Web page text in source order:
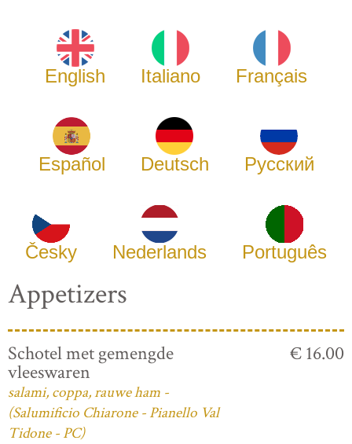
English Italiano Français
Español Deutsch Русский
Česky Nederlands Português
Appetizers
Schotel met gemengde
vleeswaren
salami, coppa, rauwe ham -
(Salumificio Chiarone - Pianello Val
Tidone - PC)
€ 16.00